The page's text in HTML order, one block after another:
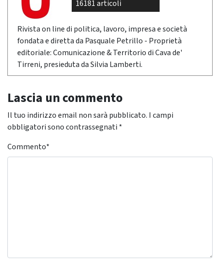
16181 articoli
Rivista on line di politica, lavoro, impresa e società
fondata e diretta da Pasquale Petrillo - Proprietà
editoriale: Comunicazione & Territorio di Cava de'
Tirreni, presieduta da Silvia Lamberti.
Lascia un commento
Il tuo indirizzo email non sarà pubblicato. I campi
obbligatori sono contrassegnati *
Commento*